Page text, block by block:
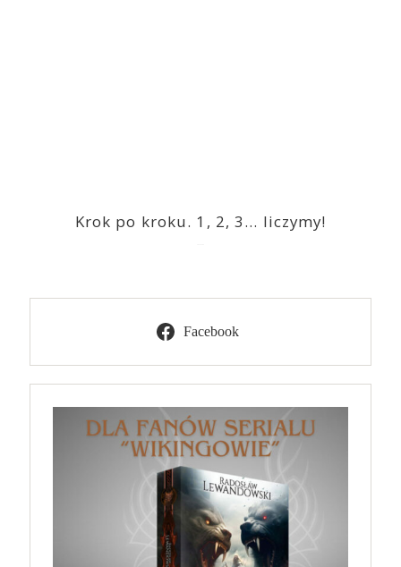
Krok po kroku. 1, 2, 3… liczymy!
Facebook